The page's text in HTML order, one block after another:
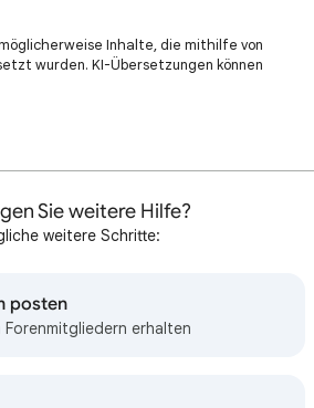
Inhalte, die mithilfe von
wurden. KI-Übersetzungen können
Sie weitere Hilfe?
weitere Schritte:
posten
erhalten